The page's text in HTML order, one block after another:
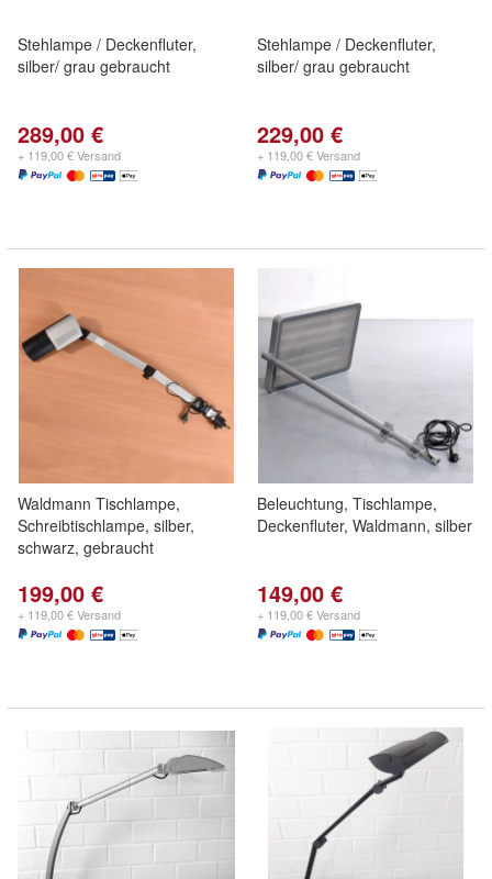
Stehlampe / Deckenfluter,
silber/ grau gebraucht
289,00 €
+ 119,00 € Versand
Stehlampe / Deckenfluter,
silber/ grau gebraucht
229,00 €
+ 119,00 € Versand
Waldmann Tischlampe,
Schreibtischlampe, silber,
schwarz, gebraucht
199,00 €
+ 119,00 € Versand
Beleuchtung, Tischlampe,
Deckenfluter, Waldmann, silber
149,00 €
+ 119,00 € Versand